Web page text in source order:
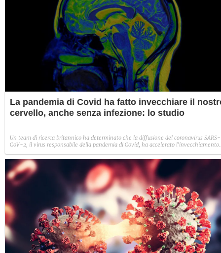
La pandemia di Covid ha fatto invecchiare il
cervello, anche senza infezione: lo studio
Un team di ricerca britannico ha determinato che la diffusione del coronavirus SARS-
CoV-2, il virus responsabile della pandemia di Covid, ha accelerato l'invecchiamento